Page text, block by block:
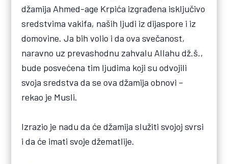
džamija Ahmed-age Krpića izgrađena isključivo
sredstvima vakifa, naših ljudi iz dijaspore i iz
domovine. Ja bih volio i da ova svečanost,
naravno uz prevashodnu zahvalu Allahu dž.š.,
bude posvećena tim ljudima koji su odvojili
svoja sredstva da se ova džamija obnovi –
rekao je Musli.
Izrazio je nadu da će džamija služiti svojoj svrsi
i da će imati svoje džematlije.